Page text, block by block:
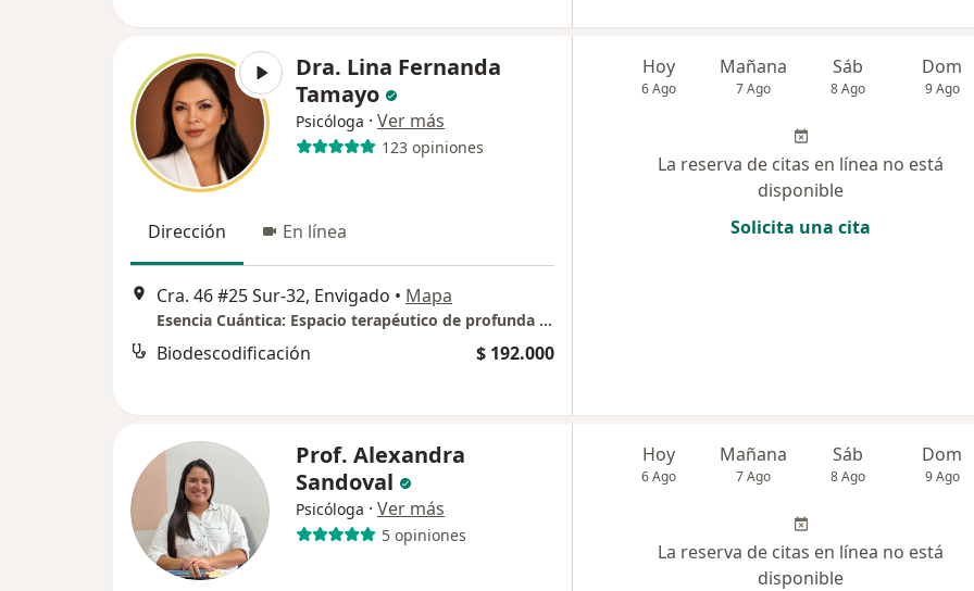
Dra. Lina Fernanda
Tamayo
Psicóloga · Ver más
123 opiniones
Dirección En línea
Cra. 46 #25 Sur-32, Envigado • Mapa
Esencia Cuántica: Espacio terapéutico de profunda transformación
Biodescodificación $ 192.000
Hoy
6 Ago
Mañana
7 Ago
Sáb
8 Ago
Dom
9 Ago
La reserva de citas en línea no está
disponible
Solicita una cita
Prof. Alexandra
Sandoval
Psicóloga · Ver más
5 opiniones
Hoy
6 Ago
Mañana
7 Ago
Sáb
8 Ago
Dom
9 Ago
La reserva de citas en línea no está
disponible